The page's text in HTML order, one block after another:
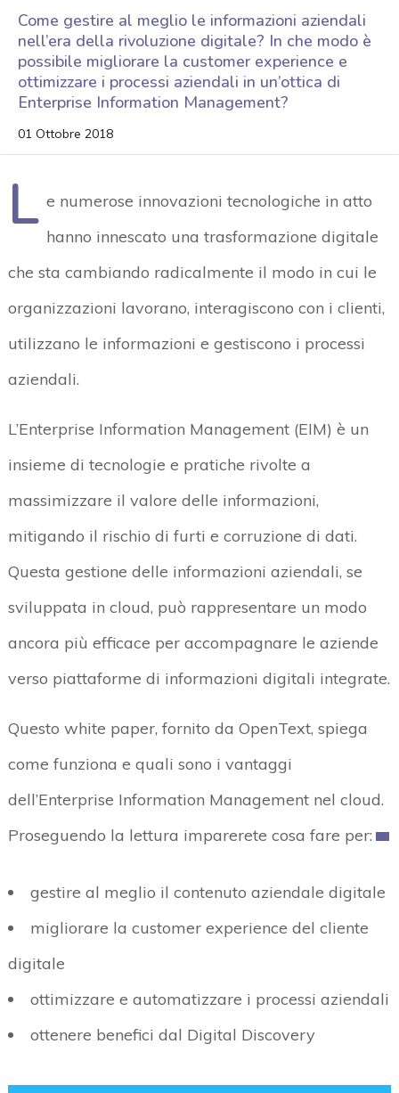
Come gestire al meglio le informazioni aziendali
nell’era della rivoluzione digitale? In che modo è
possibile migliorare la customer experience e
ottimizzare i processi aziendali in un’ottica di
Enterprise Information Management?
01 Ottobre 2018
L e numerose innovazioni tecnologiche in atto
hanno innescato una trasformazione digitale
che sta cambiando radicalmente il modo in cui le
organizzazioni lavorano, interagiscono con i clienti,
utilizzano le informazioni e gestiscono i processi
aziendali.
L’Enterprise Information Management (EIM) è un
insieme di tecnologie e pratiche rivolte a
massimizzare il valore delle informazioni,
mitigando il rischio di furti e corruzione di dati.
Questa gestione delle informazioni aziendali, se
sviluppata in cloud, può rappresentare un modo
ancora più efficace per accompagnare le aziende
verso piattaforme di informazioni digitali integrate.
Questo white paper, fornito da OpenText, spiega
come funziona e quali sono i vantaggi
dell’Enterprise Information Management nel cloud.
Proseguendo la lettura imparerete cosa fare per:
gestire al meglio il contenuto aziendale digitale
migliorare la customer experience del cliente
digitale
ottimizzare e automatizzare i processi aziendali
ottenere benefici dal Digital Discovery